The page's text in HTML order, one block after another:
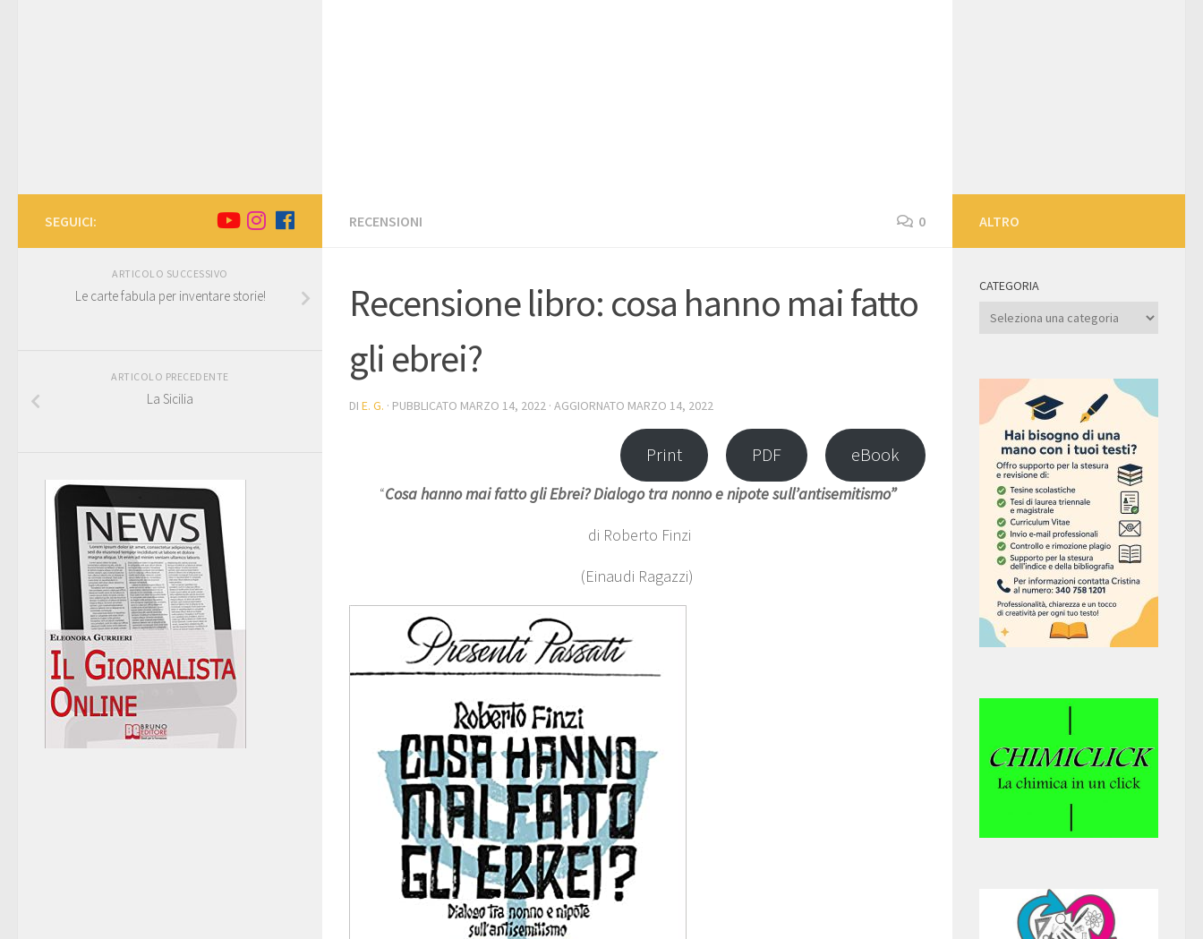
RECENSIONI 0
Recensione libro: cosa hanno mai fatto
gli ebrei?
DI E. G. · PUBBLICATO MARZO 14, 2022 · AGGIORNATO MARZO 14, 2022
Print PDF eBook
“Cosa hanno mai fatto gli Ebrei? Dialogo tra nonno e nipote sull’antisemitismo”
di Roberto Finzi
(Einaudi Ragazzi)
SEGUICI:
ARTICOLO SUCCESSIVO
Le carte fabula per inventare storie!
ARTICOLO PRECEDENTE
La Sicilia
ALTRO
CATEGORIA
Categoria